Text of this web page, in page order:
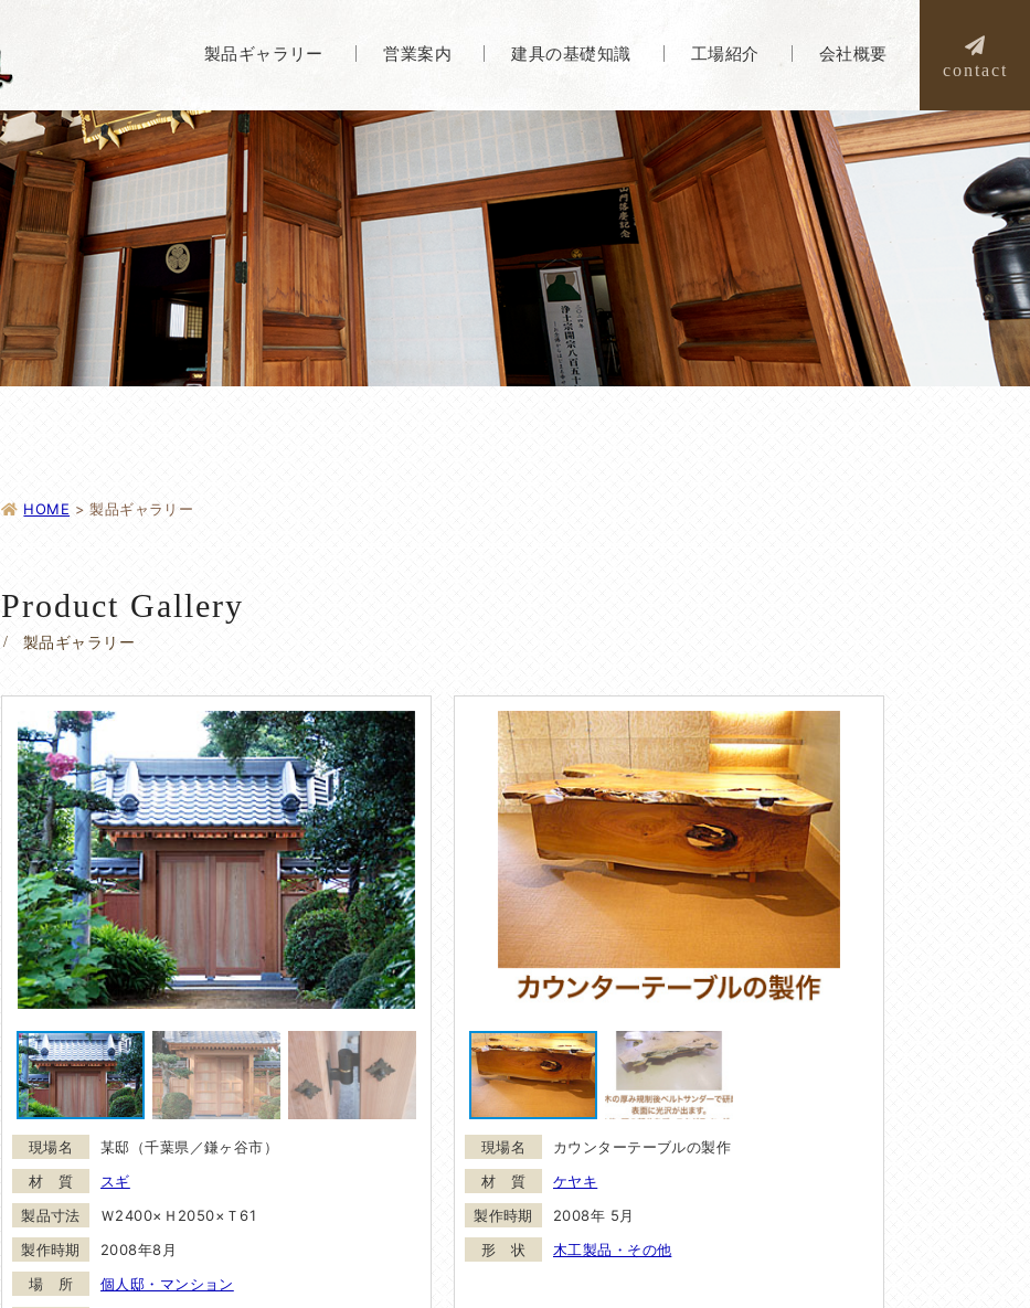
製品ギャラリー 営業案内 建具の基礎知識 工場紹介 会社概要
contact
HOME >製品ギャラリー
Product Gallery
製品ギャラリー
某邸（千葉県／鎌ヶ谷市）
スギ
Ｗ2400×Ｈ2050×Ｔ61
2008年8月
個人邸・マンション
カウンターテーブルの製作
ケヤキ
2008年 5月
木工製品・その他